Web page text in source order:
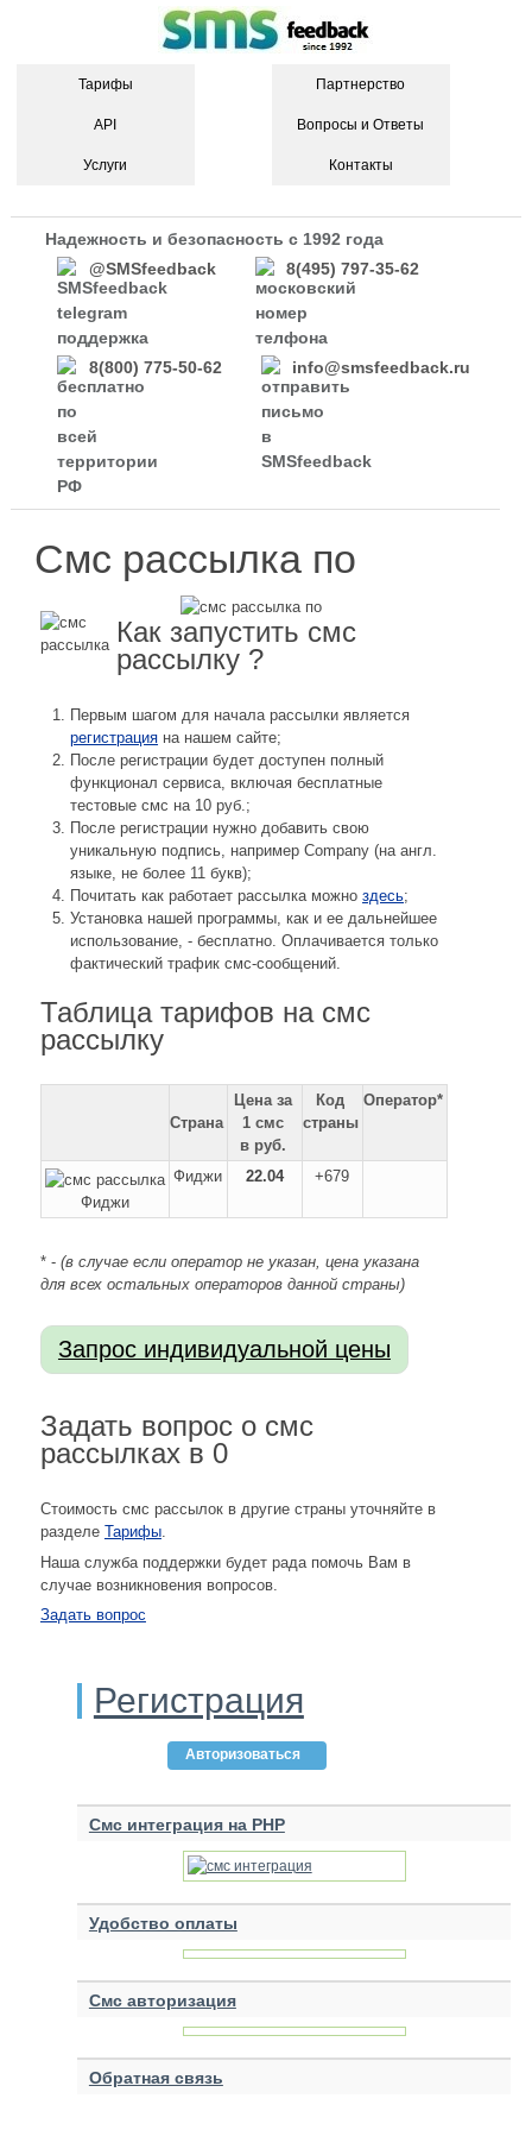
Тарифы
API
Услуги
Партнерство
Вопросы и Ответы
Контакты
Надежность и безопасность с 1992 года
@SMSfeedback
8(495) 797-35-62
8(800) 775-50-62 info@smsfeedback.ru
Смс рассылка по
Как запустить смс
рассылку ?
Первым шагом для начала рассылки является
регистрация на нашем сайте;
После регистрации будет доступен полный
функционал сервиса, включая бесплатные
тестовые смс на 10 руб.;
После регистрации нужно добавить свою
уникальную подпись, например Company (на англ.
языке, не более 11 букв);
Почитать как работает рассылка можноздесь;
Установка нашей программы, как и ее дальнейшее
использование, - бесплатно. Оплачивается только
фактический трафик смс-сообщений.
Таблица тарифов на смс
рассылку
Страна
Цена за
1 смс
в руб.
Код
страны
Оператор*
Фиджи 22.04 +679
* - (в случае если оператор не указан, цена указана
для всех остальных операторов данной страны)
Задать вопрос о смс
рассылках в 0
Стоимость смс рассылок в другие страны уточняйте в
разделе Тарифы.
Наша служба поддержки будет рада помочь Вам в
случае возникновения вопросов.
Задать вопрос
Регистрация
Авторизоваться
Смс интеграция на PHP
Удобство оплаты
Смс авторизация
Обратная связь